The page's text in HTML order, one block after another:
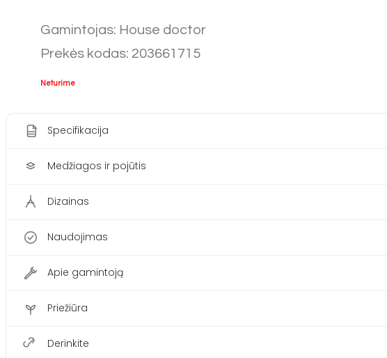
Gamintojas: House doctor
Prekės kodas: 203661715
Neturime
Specifikacija
Medžiagos ir pojūtis
Dizainas
Naudojimas
Apie gamintoją
Priežiūra
Derinkite